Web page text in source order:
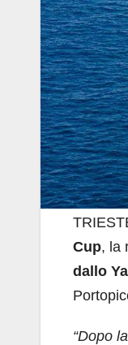
Cup, la
dallo
“Dopo